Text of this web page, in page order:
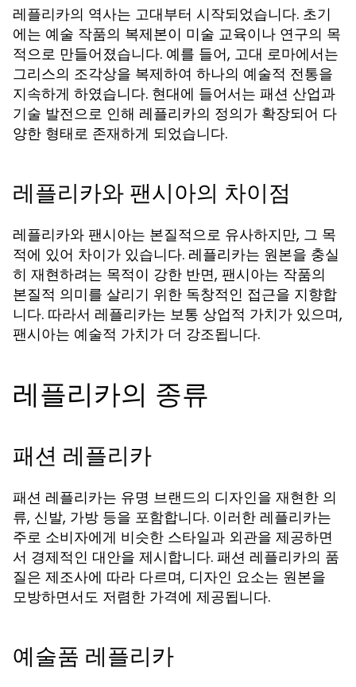
레플리카의 역사는 고대부터 시작되었습니다. 초기
에는 예술 작품의 복제본이 미술 교육이나 연구의 목
적으로 만들어졌습니다. 예를 들어, 고대 로마에서는
그리스의 조각상을 복제하여 하나의 예술적 전통을
지속하게 하였습니다. 현대에 들어서는 패션 산업과
기술 발전으로 인해 레플리카의 정의가 확장되어 다
양한 형태로 존재하게 되었습니다.
레플리카와 팬시아의 차이점
레플리카와 팬시아는 본질적으로 유사하지만, 그 목
적에 있어 차이가 있습니다. 레플리카는 원본을 충실
히 재현하려는 목적이 강한 반면, 팬시아는 작품의
본질적 의미를 살리기 위한 독창적인 접근을 지향합
니다. 따라서 레플리카는 보통 상업적 가치가 있으며,
팬시아는 예술적 가치가 더 강조됩니다.
레플리카의 종류
패션 레플리카
패션 레플리카는 유명 브랜드의 디자인을 재현한 의
류, 신발, 가방 등을 포함합니다. 이러한 레플리카는
주로 소비자에게 비슷한 스타일과 외관을 제공하면
서 경제적인 대안을 제시합니다. 패션 레플리카의 품
질은 제조사에 따라 다르며, 디자인 요소는 원본을
모방하면서도 저렴한 가격에 제공됩니다.
예술품 레플리카